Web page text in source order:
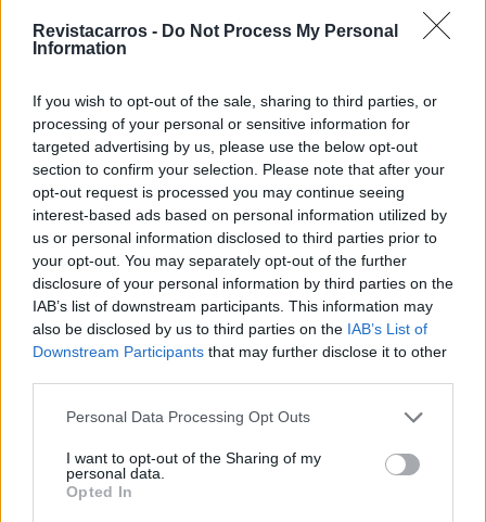
Revistacarros - Do Not Process My Personal
Information
If you wish to opt-out of the sale, sharing to third parties, or
processing of your personal or sensitive information for
targeted advertising by us, please use the below opt-out
section to confirm your selection. Please note that after your
opt-out request is processed you may continue seeing
interest-based ads based on personal information utilized by
us or personal information disclosed to third parties prior to
your opt-out. You may separately opt-out of the further
disclosure of your personal information by third parties on the
IAB’s list of downstream participants. This information may
also be disclosed by us to third parties on the IAB’s List of
Downstream Participants that may further disclose it to other
Personal Data Processing Opt Outs
I want to opt-out of the Sharing of my
personal data.
Opted In
VITOR MENDES 30/04/2024 0
Reinterpretação do ícone chega em 2025
HENRIQUE LOPES 21/11/2023 0
Trending Comments Latest
Este é um Porsche 911 Carrera RS 2.7 Safari
que todos podem comprar
13/03/2024
Vídeo – Tesla Cybertruck – Nunca vimos
40 anos depois